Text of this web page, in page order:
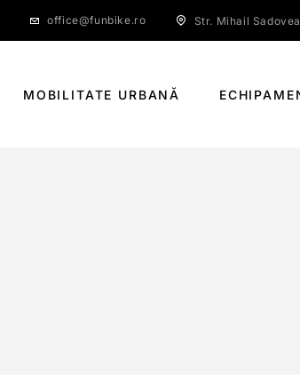
office@funbike.ro Str. Mihail
MOBILITATE URBANĂ